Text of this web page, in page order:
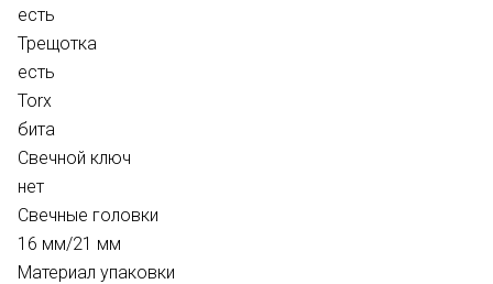
есть
Трещотка
есть
Torx
бита
Свечной ключ
нет
Свечные головки
16 мм/21 мм
Материал упаковки